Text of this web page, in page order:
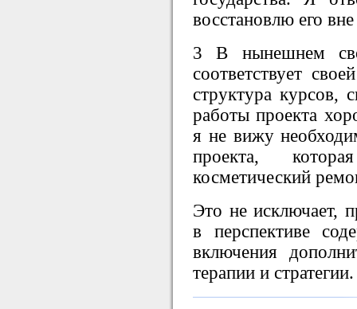
восстановлю его
3 В нынешнем
соответствует
структура курсов,
работы проекта
я не вижу
проекта,
косметический
Это не исключает,
в перспективе
включения
терапии и стратегии.